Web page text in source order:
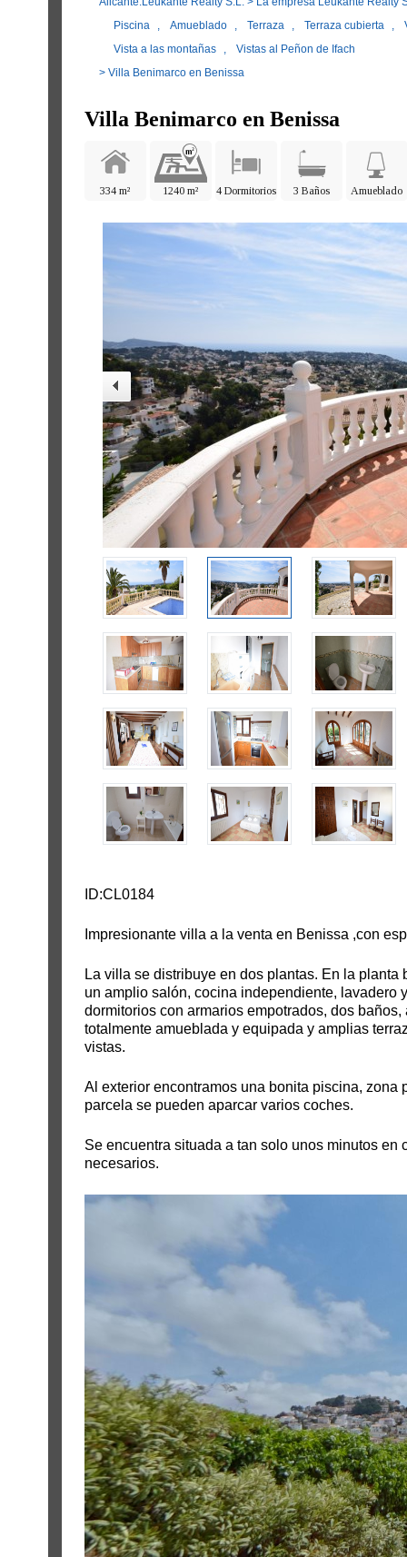
Piscina
, Amueblado , Terraza , Terraza cubierta ,
Vista a las montañas
,
Vistas al Peñon de Ifach
> Villa Benimarco en Benissa
Villa Benimarco en Benissa
334 m² 1240 m² 4 Dormitorios 3 Baños Amueblado
ID:CL0184
Impresionante villa a la venta en Benissa ,con
La villa se distribuye en dos plantas. En la
un amplio salón, cocina independiente, lavadero
dormitorios con armarios empotrados, dos
totalmente amueblada y equipada y amplias
vistas.
Al exterior encontramos una bonita piscina,
parcela se pueden aparcar varios coches.
Se encuentra situada a tan solo unos minutos
necesarios.